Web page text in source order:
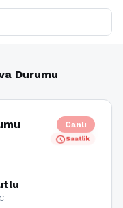
Durumu
Canlı
scheduleSaatlik